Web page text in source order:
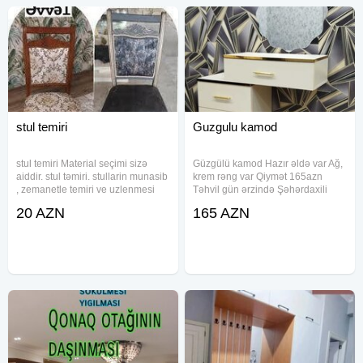
stul temiri
stul temiri Material seçimi sizə
aiddir. stul təmiri. stullarin munasib
, zemanetle temiri ve uzlenmesi
sifarisler de goturulur. mebel ustası
20 AZN
Guzgulu kamod
Güzgülü kamod Hazır əldə var Ağ,
krem rəng var Qiymət 165azn
Təhvil gün ərzində Şəhərdaxili
165 AZN